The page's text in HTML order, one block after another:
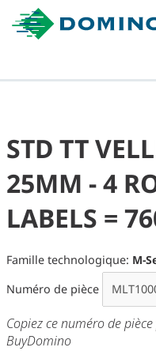
STD TT
25MM - 4
LABELS =
Famille technologique: M-
Numéro de pièce
Copiez ce numéro de
BuyDomino